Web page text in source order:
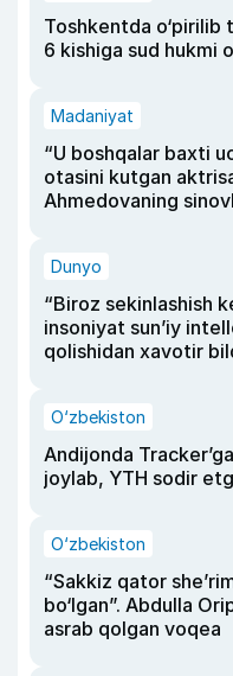
Toshkentda o‘pirilib
6 kishiga sud hukmi
Madaniyat
“U boshqalar baxti
otasini kutgan
Ahmedovaning
Dunyo
“Biroz sekinlashish
insoniyat sun’iy
qolishidan xavotir
O‘zbekiston
Andijonda
joylab, YTH sodir
O‘zbekiston
“Sakkiz qator
bo‘lgan”. Abdulla
asrab qolgan voqea